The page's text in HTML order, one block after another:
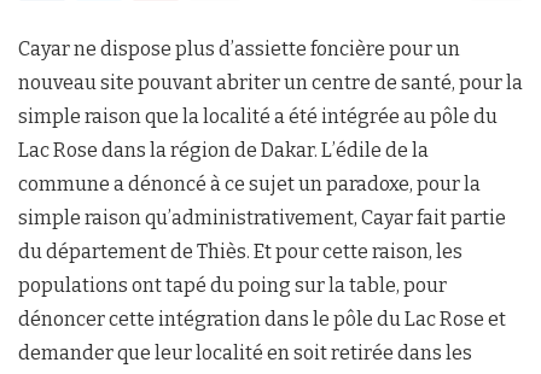
Cayar ne dispose plus d’assiette foncière pour un
nouveau site pouvant abriter un centre de santé, pour la
simple raison que la localité a été intégrée au pôle du
Lac Rose dans la région de Dakar. L’édile de la
commune a dénoncé à ce sujet un paradoxe, pour la
simple raison qu’administrativement, Cayar fait partie
du département de Thiès. Et pour cette raison, les
populations ont tapé du poing sur la table, pour
dénoncer cette intégration dans le pôle du Lac Rose et
demander que leur localité en soit retirée dans les